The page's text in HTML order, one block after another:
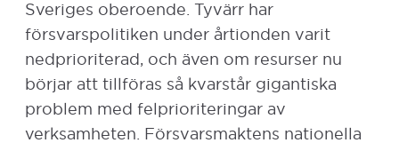
Sveriges oberoende. Tyvärr har
försvarspolitiken under årtionden varit
nedprioriterad, och även om resurser nu
börjar att tillföras så kvarstår gigantiska
problem med felprioriteringar av
verksamheten. Försvarsmaktens nationella